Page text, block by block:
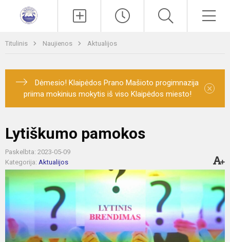
Titulinis Naujienos Aktualijos
Dėmesio! Klaipėdos Prano Mašioto progimnazija
priima mokinius mokytis iš viso Klaipėdos miesto!
×
Lytiškumo pamokos
Paskelbta: 2023-05-09
Kategorija: Aktualijos